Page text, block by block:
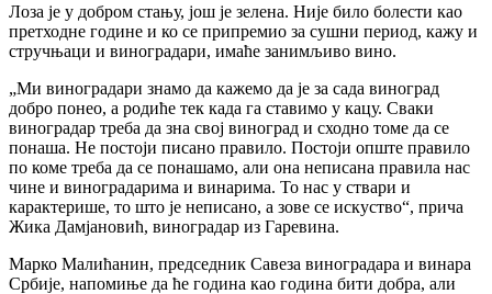
Лоза је у добром стању, још је зелена. Није било болести као
претходне године и ко се припремио за сушни период, кажу и
стручњаци и виноградари, имаће занимљиво вино.
„Ми виноградари знамо да кажемо да је за сада виноград
добро понео, а родиће тек када га ставимо у кацу. Сваки
виноградар треба да зна свој виноград и сходно томе да се
понаша. Не постоји писано правило. Постоји опште правило
по коме треба да се понашамо, али она неписана правила нас
чине и виноградарима и винарима. То нас у ствари и
карактерише, то што је неписано, а зове се искуство“, прича
Жика Дамјановић, виноградар из Гаревина.
Марко Малићанин, председник Савеза виноградара и винара
Србије, напомиње да ће година као година бити добра, али